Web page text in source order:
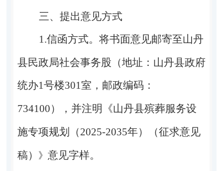
三、提出意见方式
1.信函方式。将书面意见邮寄至山丹
县民政局社会事务股（地址：山丹县政府
统办1号楼301 室，邮政编码：
734100），并注明《山丹县殡葬服务设
施专项规划（2025-2035年）（征求意见
稿）
》 意见字样。